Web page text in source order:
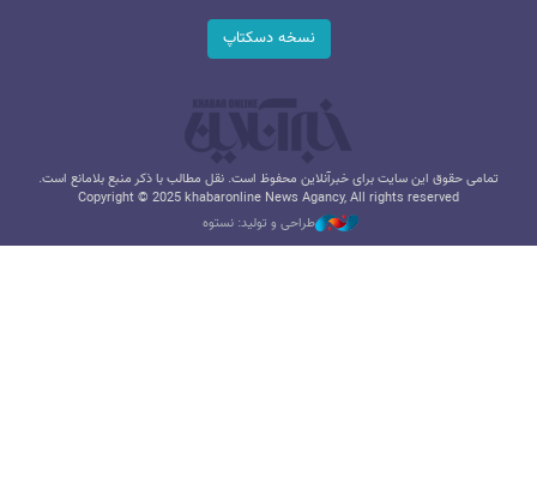
نسخه دسکتاپ
تمامی حقوق این سایت برای خبرآنلاین محفوظ است. نقل مطالب با ذکر منبع بلامانع است.
Copyright © 2025 khabaronline News Agancy, All rights reserved
طراحی و تولید: نستوه